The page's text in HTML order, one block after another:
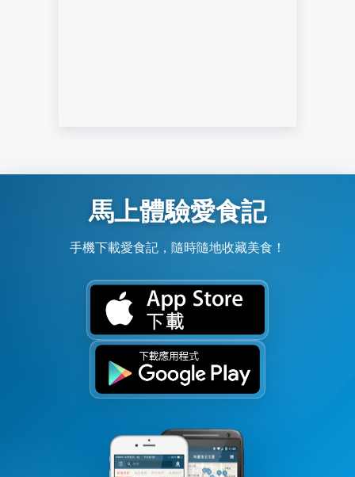
馬上體驗愛食記
手機下載愛食記，隨時隨地收藏美食！